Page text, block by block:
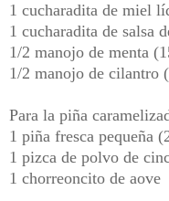
1 cucharadita de miel
1 cucharadita de salsa
1/2 manojo de menta
1/2 manojo de cilantro
Para la piña
1 piña fresca pequeña
1 pizca de polvo de
1 chorreoncito de aove